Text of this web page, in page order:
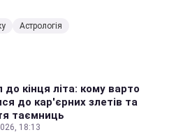
Астрологія
до кінця літа: кому варто
до кар'єрних злетів та
таємниць
18:13